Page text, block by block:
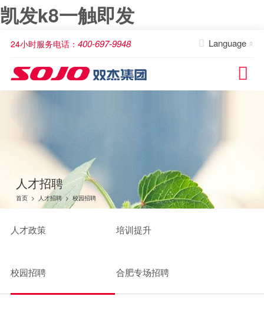
凯发k8一触即发
24小时服务电话： 400-697-9948  Language 

人才招聘
首页 > 人才招聘 > 校园招聘
人才政策 培训提升
校园招聘 合肥专场招聘